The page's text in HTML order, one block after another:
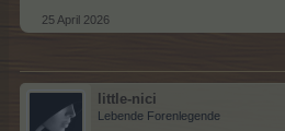
25 April 2026
little-nici
Lebende Forenlegende